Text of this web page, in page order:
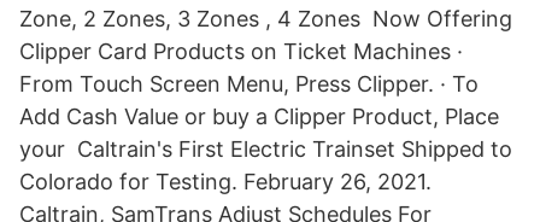
Zone, 2 Zones, 3 Zones , 4 Zones Now Offering
Clipper Card Products on Ticket Machines ·
From Touch Screen Menu, Press Clipper. · To
Add Cash Value or buy a Clipper Product, Place
your Caltrain's First Electric Trainset Shipped to
Colorado for Testing. February 26, 2021.
Caltrain, SamTrans Adjust Schedules For